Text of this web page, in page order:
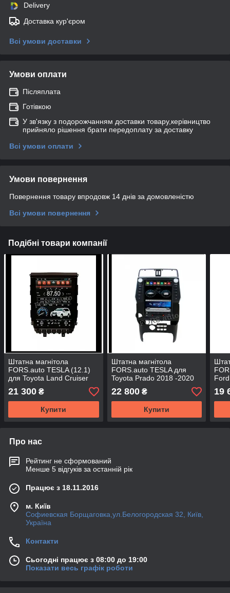
Delivery
Доставка кур'єром
Всі умови доставки
Умови оплати
Післяплата
Готівкою
У зв'язку з подорожчанням доставки товару,керівництво
прийняло рішення брати передоплату за доставку
Всі умови оплати
Умови повернення
Повернення товару впродовж 14 днів за домовленістю
Всі умови повернення
Подібні товари компанії
Штатна магнітола
FORS.auto TESLA (12.1)
для Toyota Land Cruiser
2016 -2018
21 300 ₴
Купити
Штатна магнітола
FORS.auto TESLA для
Toyota Prado 2018 -2020
22 800₴
Купити
19
Про нас
Рейтинг не сформований
Менше 5 відгуків за останній рік
Працює з 18.11.2016
м. Київ
Софиевская Борщаговка,ул.Белогородская 32, Київ,
Україна
Контакти
Сьогодні працює з 08:00 до 19:00
Показати весь графік роботи